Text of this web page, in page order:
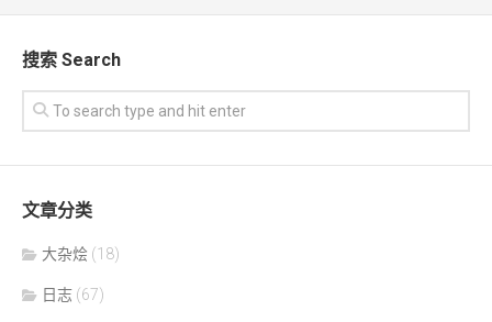
搜索 Search
文章分类
大杂烩 (18)
日志 (67)